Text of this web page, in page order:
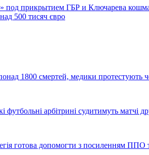
под прикрытием ГБР и Ключарева
500 тисяч євро
1800 смертей, медики протестують
футбольні арбітрині судитимуть матчі
готова допомогти з посиленням ППО